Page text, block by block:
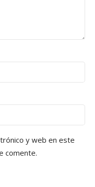
y web en este
comente.